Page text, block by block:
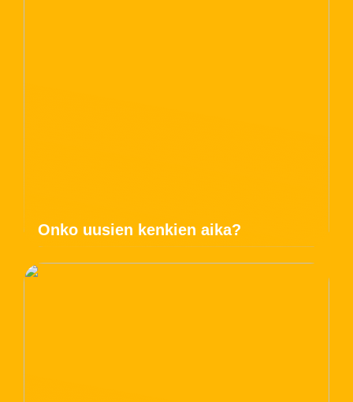
Onko uusien kenkien aika?